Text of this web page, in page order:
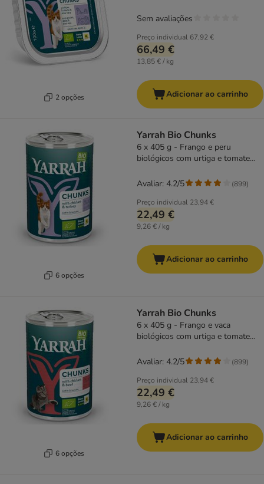
2 opções
Preço individual 67,92 €
66,49 €
13,85 € / kg
Sem avaliações
Adicionar ao carrinho
6 opções
Yarrah Bio Chunks
6 x 405 g - Frango e peru
biológicos com urtiga e tomate
Preço individual 23,94 €
22,49 €
9,26 € / kg
Avaliar: 4.2/5 (899)
Adicionar ao carrinho
6 opções
Yarrah Bio Chunks
6 x 405 g - Frango e vaca
biológicos com urtiga e tomate
Preço individual 23,94 €
22,49 €
9,26 € / kg
Avaliar: 4.2/5 (899)
Adicionar ao carrinho